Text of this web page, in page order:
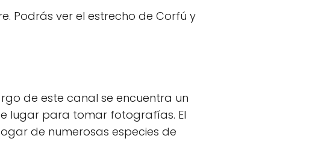
Podrás ver el estrecho de Corfú y
de este canal se encuentra un
lugar para tomar fotografías. El
de numerosas especies de